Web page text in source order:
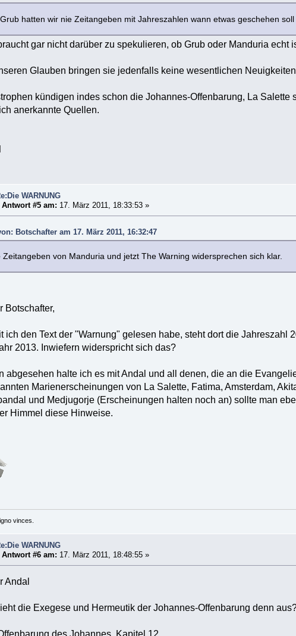
hatten wir nie Zeitangeben mit Jahreszahlen wann etwas geschehen soll
gar nicht darüber zu spekulieren, ob Grub oder Manduria echt
Glauben bringen sie jedenfalls keine wesentlichen
kündigen indes schon die Johannes-Offenbarung, La
anerkannte Quellen.
WARNUNG
Antwort #5 am: 17. März 2011, 18:33:53 »
Botschafter am 17. März 2011, 16:32:47
Zeitangeben von Manduria und jetzt The Warning widersprechen sich klar.
Botschafter,
ich den Text der "Warnung" gelesen habe, steht dort die Jahreszahl
2013. Inwiefern widerspricht sich das?
abgesehen halte ich es mit Andal und all denen, die an die
Marienerscheinungen von La Salette, Fatima, Amsterdam,
und Medjugorje (Erscheinungen halten noch an) sollte man
Himmel diese Hinweise.
vinces.
WARNUNG
Antwort #6 am: 17. März 2011, 18:48:55 »
Andal
die Exegese und Hermeutik der Johannes-Offenbarung denn